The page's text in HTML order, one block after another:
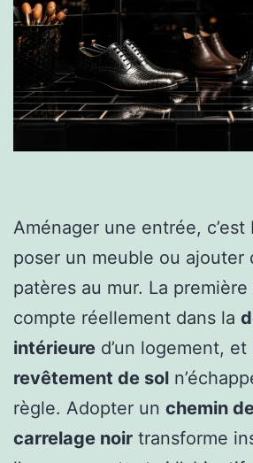
Aménager une entrée,
poser un meuble ou ajouter
patères au mur. La
compte réellement dans la
intérieure d’un logement,
revêtement de sol
règle. Adopter un chemin
carrelage noir transforme